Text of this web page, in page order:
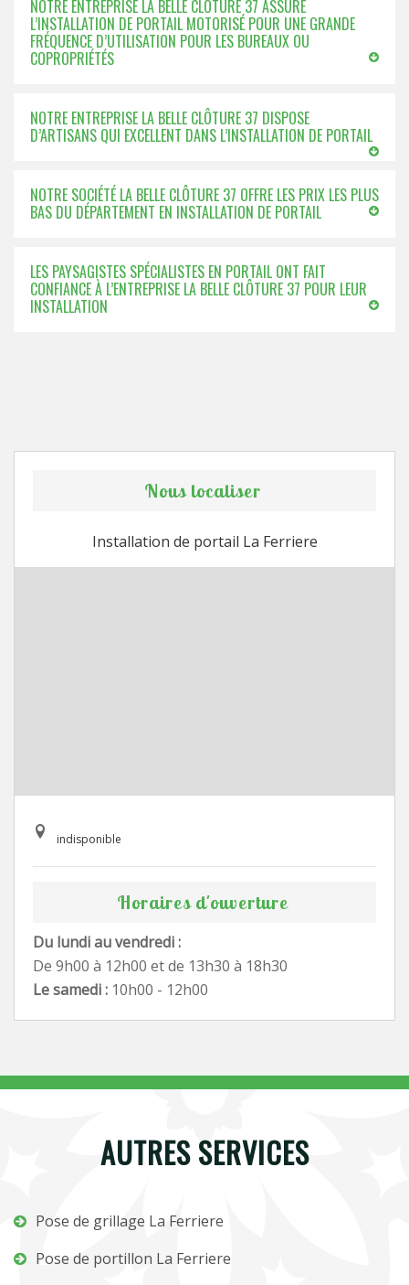
NOTRE ENTREPRISE LA BELLE CLÔTURE 37 ASSURE
L’INSTALLATION DE PORTAIL MOTORISÉ POUR UNE GRANDE
FRÉQUENCE D’UTILISATION POUR LES BUREAUX OU
COPROPRIÉTÉS
NOTRE ENTREPRISE LA BELLE CLÔTURE 37 DISPOSE
D’ARTISANS QUI EXCELLENT DANS L’INSTALLATION DE PORTAIL
NOTRE SOCIÉTÉ LA BELLE CLÔTURE 37 OFFRE LES PRIX LES PLUS
BAS DU DÉPARTEMENT EN INSTALLATION DE PORTAIL
LES PAYSAGISTES SPÉCIALISTES EN PORTAIL ONT FAIT
CONFIANCE À L’ENTREPRISE LA BELLE CLÔTURE 37 POUR LEUR
INSTALLATION
Nous localiser
Installation de portail La Ferriere
indisponible
Horaires d'ouverture
Du lundi au vendredi :
De 9h00 à 12h00 et de 13h30 à 18h30
Le samedi : 10h00 - 12h00
AUTRES SERVICES
Pose de grillage La Ferriere
Pose de portillon La Ferriere